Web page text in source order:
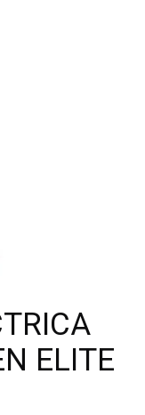
ELITE